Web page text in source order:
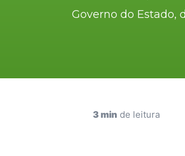
Governo do Estado,
3 min de leitura